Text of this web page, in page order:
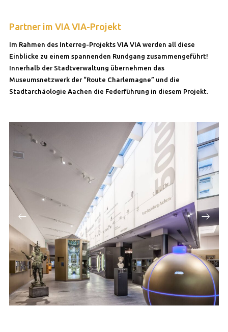
Partner im VIA VIA-Projekt
Im Rahmen des Interreg-Projekts VIA VIA werden all diese
Einblicke zu einem spannenden Rundgang zusammengeführt!
Innerhalb der Stadtverwaltung übernehmen das
Museumsnetzwerk der “Route Charlemagne” und die
Stadtarchäologie Aachen die Federführung in diesem Projekt.